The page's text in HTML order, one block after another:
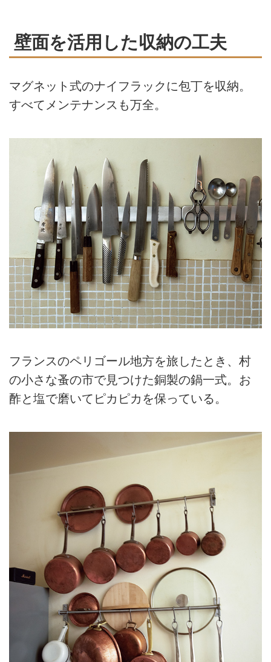
壁面を活用した収納の工夫
マグネット式のナイフラックに包丁を収納。
すべてメンテナンスも万全。
フランスのペリゴール地方を旅したとき、村
の小さな蚤の市で見つけた銅製の鍋一式。お
酢と塩で磨いてピカピカを保っている。